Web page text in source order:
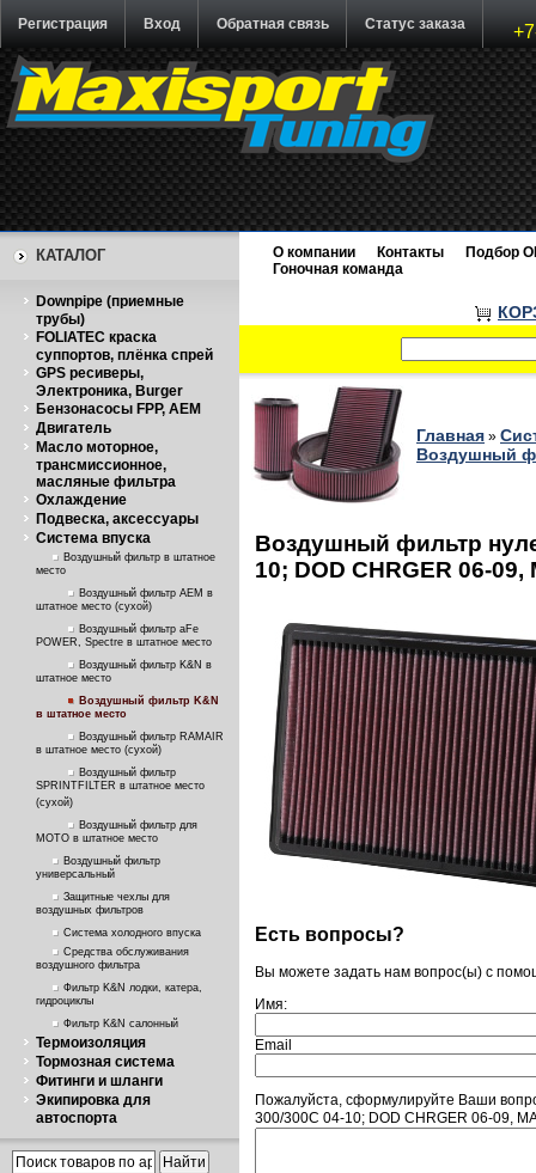
Регистрация Вход Обратная связь Статус заказа
КАТАЛОГ
Downpipe (приемные
трубы)
FOLIATEC краска
суппортов, плёнка спрей
GPS ресиверы,
Электроника, Burger
Бензонасосы FPP, AEM
Двигатель
Масло моторное,
трансмиссионное,
масляные фильтра
Охлаждение
Подвеска, аксессуары
Система впуска
Воздушный фильтр в штатное
место
Воздушный фильтр AEM в
штатное место (сухой)
Воздушный фильтр aFe
POWER, Spectre в штатное место
Воздушный фильтр K&N в
штатное место
Воздушный фильтр K&N
в штатное место
Воздушный фильтр RAMAIR
в штатное место (сухой)
Воздушный фильтр
SPRINTFILTER в штатное место
(сухой)
Воздушный фильтр для
МОТО в штатное место
Воздушный фильтр
универсальный
Защитные чехлы для
воздушных фильтров
Система холодного впуска
Средства обслуживания
воздушного фильтра
Фильтр K&N лодки, катера,
гидроциклы
Фильтр K&N салонный
Термоизоляция
Тормозная система
Фитинги и шланги
Экипировка для
автоспорта
О компании Контакты
Подбор
Гоночная команда
Главная »
Воздушный
Воздушный фильтр
10; DOD CHRGER 06-09,
Есть вопросы?
Вы можете задать нам вопрос(ы) с
Имя:
Email
Пожалуйста, сформулируйте Ваши
300/300C 04-10; DOD CHRGER 06-09,